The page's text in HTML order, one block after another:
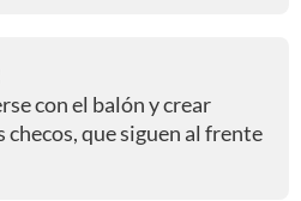
con el balón y crear
que siguen al frente